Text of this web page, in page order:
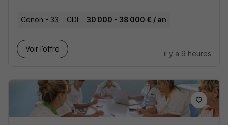
Cenon - 33 CDI 30 000 - 38 000 € / an
Voir l’offre
il y a 9 heures